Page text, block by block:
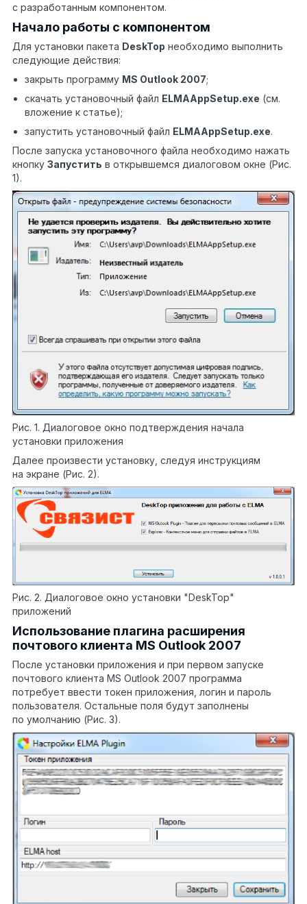
с разработанным компонентом.
Начало работы с компонентом
Для установки пакета DeskTop необходимо выполнить
следующие действия:
закрыть программу MS Outlook 2007;
скачать установочный файл ELMAAppSetup.exe (см.
вложение к статье);
запустить установочный файл ELMAAppSetup.exe.
После запуска установочного файла необходимо нажать
кнопку Запустить в открывшемся диалоговом окне (Рис.
1).
Рис. 1. Диалоговое окно подтверждения начала
установки приложения
Далее произвести установку, следуя инструкциям
на экране (Рис. 2).
Рис. 2. Диалоговое окно установки "DeskTop"
приложений
Использование плагина расширения
почтового клиента MS Outlook 2007
После установки приложения и при первом запуске
почтового клиента MS Outlook 2007 программа
потребует ввести токен приложения, логин и пароль
пользователя. Остальные поля будут заполнены
по умолчанию (Рис. 3).